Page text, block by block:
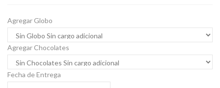
Agregar Globo
Agregar Chocolates
Fecha de Entrega